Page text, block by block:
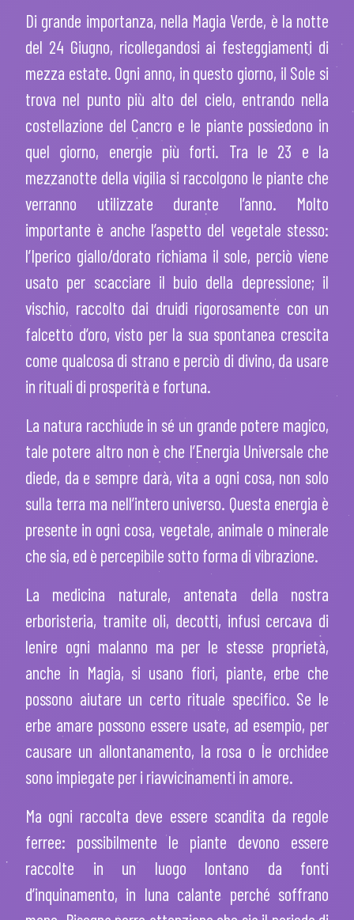
Di grande importanza, nella Magia Verde, è la notte
del 24 Giugno, ricollegandosi ai festeggiamenti di
mezza estate. Ogni anno, in questo giorno, il Sole si
trova nel punto più alto del cielo, entrando nella
costellazione del Cancro e le piante possiedono in
quel giorno, energie più forti. Tra le 23 e la
mezzanotte della vigilia si raccolgono le piante che
verranno utilizzate durante l’anno. Molto
importante è anche l’aspetto del vegetale stesso:
l’Iperico giallo/dorato richiama il sole, perciò viene
usato per scacciare il buio della depressione; il
vischio, raccolto dai druidi rigorosamente con un
falcetto d’oro, visto per la sua spontanea crescita
come qualcosa di strano e perciò di divino, da usare
in rituali di prosperità e fortuna.
La natura racchiude in sé un grande potere magico,
tale potere altro non è che l’Energia Universale che
diede, da e sempre darà, vita a ogni cosa, non solo
sulla terra ma nell’intero universo. Questa energia è
presente in ogni cosa, vegetale, animale o minerale
che sia, ed è percepibile sotto forma di vibrazione.
La medicina naturale, antenata della nostra
erboristeria, tramite oli, decotti, infusi cercava di
lenire ogni malanno ma per le stesse proprietà,
anche in Magia, si usano fiori, piante, erbe che
possono aiutare un certo rituale specifico. Se le
erbe amare possono essere usate, ad esempio, per
causare un allontanamento, la rosa o le orchidee
sono impiegate per i riavvicinamenti in amore.
Ma ogni raccolta deve essere scandita da regole
ferree: possibilmente le piante devono essere
raccolte in un luogo lontano da fonti
d’inquinamento, in luna calante perché soffrano